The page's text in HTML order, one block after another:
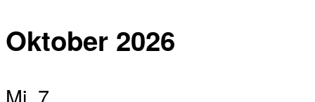
Oktober 2026
Mi. 7